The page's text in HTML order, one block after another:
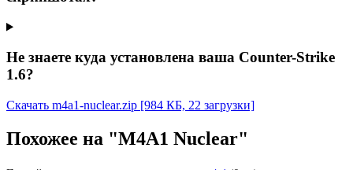
Не знаете куда установлена ваша Counter-Strike
1.6?
Скачать m4a1-nuclear.zip [984 КБ, 22 загрузки]
Похожее на "M4A1 Nuclear"